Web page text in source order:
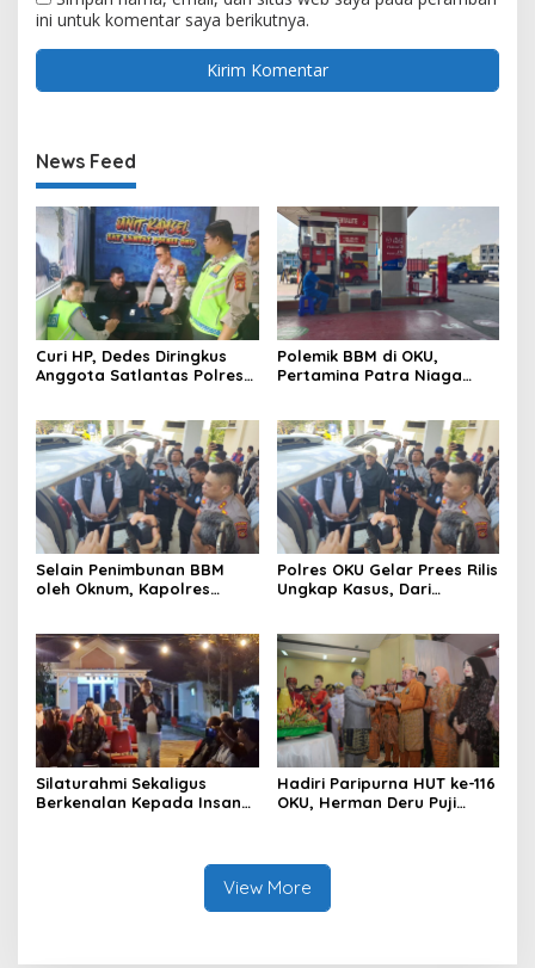
ini untuk komentar saya berikutnya.
News Feed
Curi HP, Dedes Diringkus
Anggota Satlantas Polres
Polemik BBM di OKU,
Pertamina Patra Niaga
BBM Subsidi dan Perkuat
Pengawasan di Kabupaten
Ogan Komering Ulu
Selain Penimbunan BBM
oleh Oknum, Kapolres
Niaga Bungkam
Polres OKU Gelar Prees Rilis
Ungkap Kasus, Dari
Silaturahmi Sekaligus
Berkenalan Kepada Insan
Hadiri Paripurna HUT ke-116
OKU, Herman Deru Puji
View More